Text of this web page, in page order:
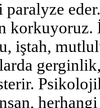
iştah,
gerginlik,